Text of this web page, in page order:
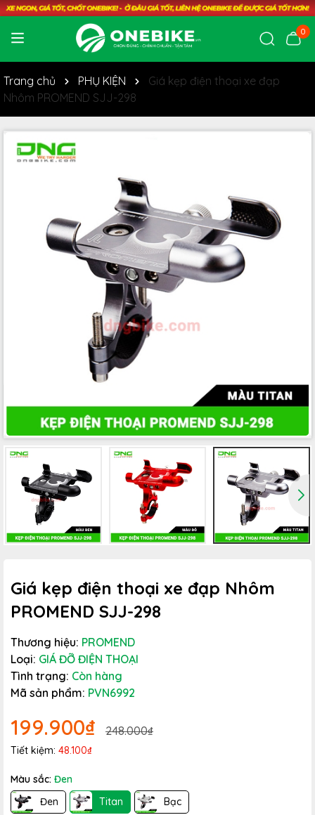
0
Trang chủ PHỤ KIỆN
Giá kẹp điện thoại xe đạp
Nhôm PROMEND SJJ-298
Giá kẹp điện thoại xe đạp Nhôm
PROMEND SJJ-298
Thương hiệu: PROMEND
Loại: GIÁ ĐỠ ĐIỆN THOẠI
Tình trạng: Còn hàng
Mã sản phẩm: PVN6992
199.900₫ 248.000₫
Tiết kiệm: 48.100₫
Màu sắc: Đen
Đen
Titan Bạc